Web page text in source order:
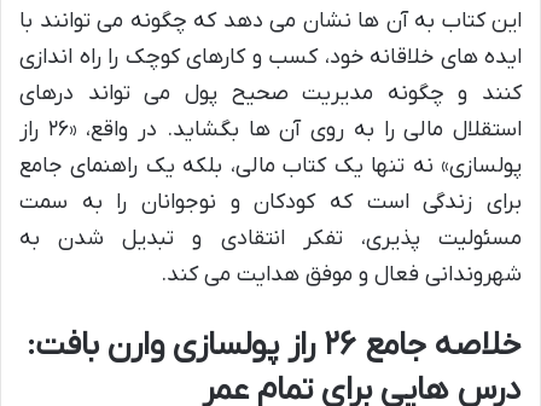
این کتاب به آن ها نشان می دهد که چگونه می توانند با
ایده های خلاقانه خود، کسب و کارهای کوچک را راه اندازی
کنند و چگونه مدیریت صحیح پول می تواند درهای
استقلال مالی را به روی آن ها بگشاید. در واقع، «۲۶ راز
پولسازی» نه تنها یک کتاب مالی، بلکه یک راهنمای جامع
برای زندگی است که کودکان و نوجوانان را به سمت
مسئولیت پذیری، تفکر انتقادی و تبدیل شدن به
شهروندانی فعال و موفق هدایت می کند.
خلاصه جامع ۲۶ راز پولسازی وارن بافت:
درس هایی برای تمام عمر